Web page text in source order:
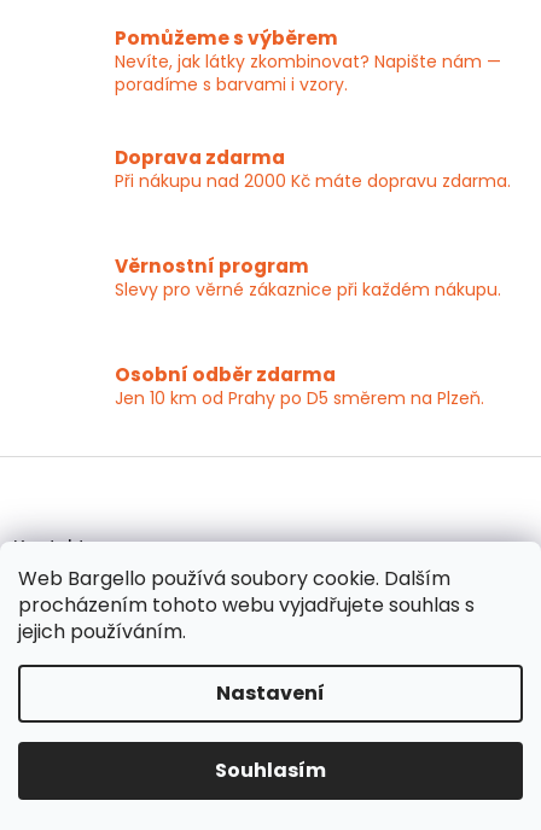
Web Bargello používá soubory cookie. Dalším
procházením tohoto webu vyjadřujete souhlas s
jejich používáním.
Nastavení
Souhlasím
Pomůžeme s výběrem
Nevíte, jak látky zkombinovat? Napište nám —
poradíme s barvami i vzory.
Doprava zdarma
Při nákupu nad 2000 Kč máte dopravu zdarma.
Věrnostní program
Slevy pro věrné zákaznice při každém nákupu.
Osobní odběr zdarma
Jen 10 km od Prahy po D5 směrem na Plzeň.
Z
aKontakt
info@bargello.cz
+420 603 172 873
Facebook
Youtube